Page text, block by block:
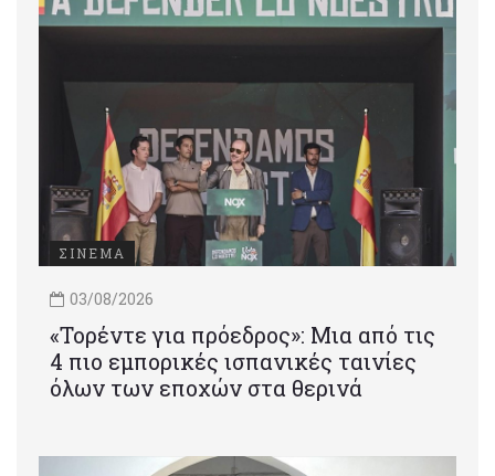
ΣΙΝΕΜΑ
03/08/2026
«Τορέντε για πρόεδρος»: Mια από τις
4 πιο εμπορικές ισπανικές ταινίες
όλων των εποχών στα θερινά